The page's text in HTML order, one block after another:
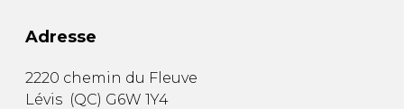
Adresse
2220 chemin du Fleuve
Lévis (QC) G6W 1Y4